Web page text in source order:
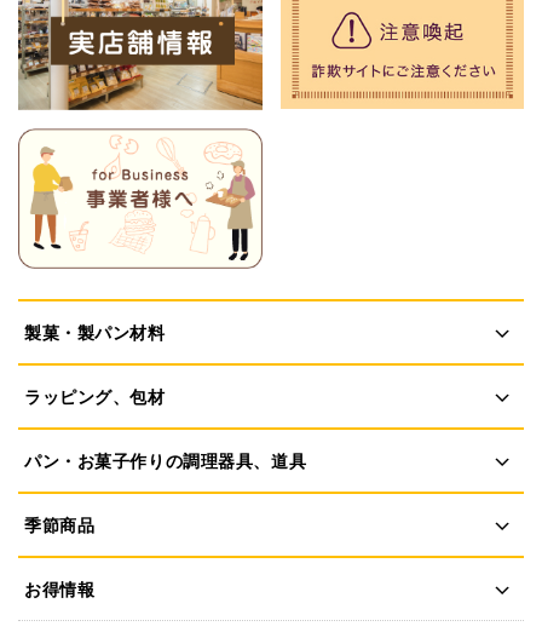
製菓・製パン材料
ラッピング、包材
パン・お菓子作りの調理器具、道具
季節商品
お得情報